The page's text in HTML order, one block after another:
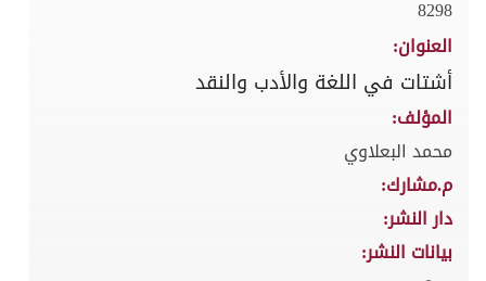
8298
العنوان:
أشتات في اللغة والأدب والنقد
المؤلف:
محمد البعلاوي
م.مشارك:
دار النشر:
بيانات النشر: